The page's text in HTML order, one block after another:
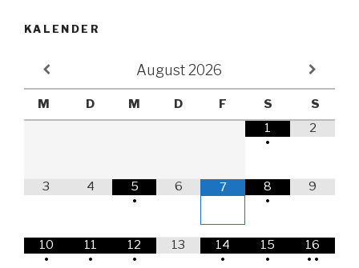
KALENDER
August 2026
M D M D F S
S
1
•
2
3 4
5
•
6 7
8
•
9
10
•
11
•
12
•
13
14
•
15
•
16
• •